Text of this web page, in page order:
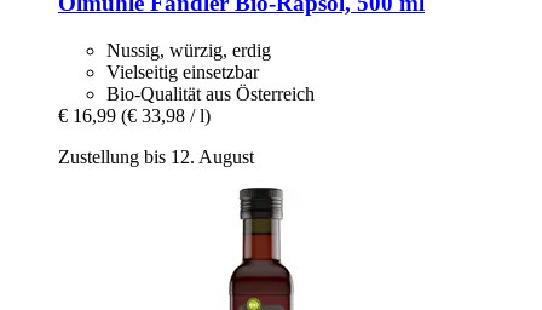
Nussig, würzig, erdig
Vielseitig einsetzbar
Bio-Qualität aus Österreich
€ 16,99 (€ 33,98 / l)
Zustellung bis 12. August